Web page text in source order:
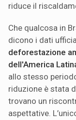
riduce il
Che qualcosa in
dicono i dati
deforestazione
dell'America
allo stesso
riduzione è stata
trovano un
aspettative.